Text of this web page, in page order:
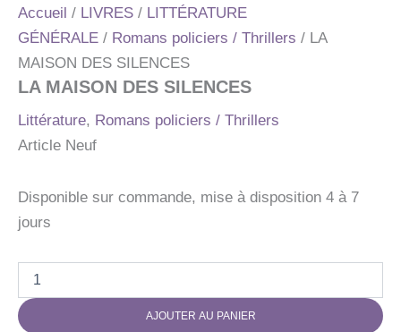
Accueil / LIVRES / LITTÉRATURE
GÉNÉRALE / Romans policiers / Thrillers / LA
MAISON DES SILENCES
LA MAISON DES SILENCES
Littérature, Romans policiers / Thrillers
Article Neuf
Disponible sur commande, mise à disposition 4 à 7
jours
LA
MAISON
AJOUTER AU PANIER